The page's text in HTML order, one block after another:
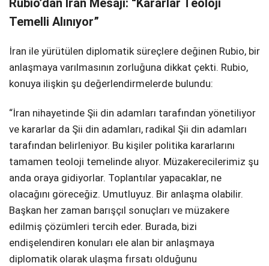
Rubio’dan İran Mesajı: “Kararlar Teoloji
Temelli Alınıyor”
İran ile yürütülen diplomatik süreçlere değinen Rubio, bir
anlaşmaya varılmasının zorluğuna dikkat çekti. Rubio,
konuya ilişkin şu değerlendirmelerde bulundu:
“İran nihayetinde Şii din adamları tarafından yönetiliyor
ve kararlar da Şii din adamları, radikal Şii din adamları
tarafından belirleniyor. Bu kişiler politika kararlarını
tamamen teoloji temelinde alıyor. Müzakerecilerimiz şu
anda oraya gidiyorlar. Toplantılar yapacaklar, ne
olacağını göreceğiz. Umutluyuz. Bir anlaşma olabilir.
Başkan her zaman barışçıl sonuçları ve müzakere
edilmiş çözümleri tercih eder. Burada, bizi
endişelendiren konuları ele alan bir anlaşmaya
diplomatik olarak ulaşma fırsatı olduğunu